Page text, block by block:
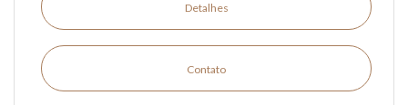
Detalhes
Contato